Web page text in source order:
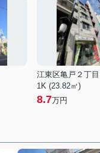
江東区亀戸２丁目
1K (23.82㎡)
8.7万円